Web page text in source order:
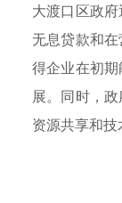
大渡口区政
无息贷款和
得企业在初
展。同时，
资源共享和